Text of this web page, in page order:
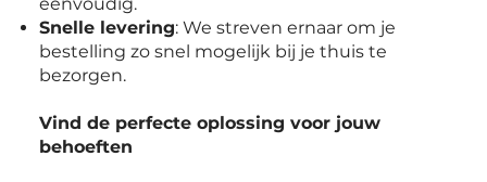
Snelle levering: We streven ernaar om je
bestelling zo snel mogelijk bij je thuis te
bezorgen.
Vind de perfecte oplossing voor jouw
behoeften